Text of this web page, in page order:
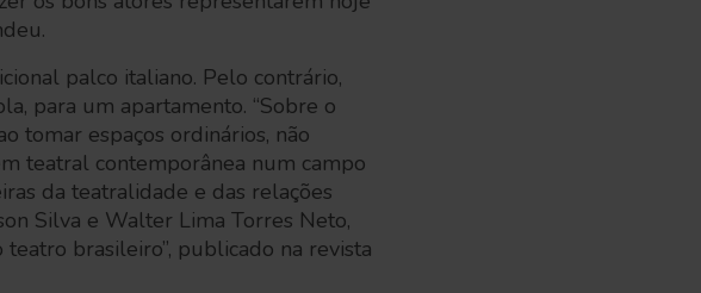
palco italiano. Pelo contrário,
para um apartamento. “Sobre o
tomar espaços ordinários, não
teatral contemporânea num campo
da teatralidade e das relações
Silva e Walter Lima Torres Neto,
brasileiro”, publicado na revista